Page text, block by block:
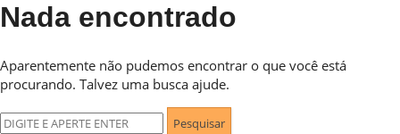
Nada encontrado
Aparentemente não pudemos encontrar o que você está
procurando. Talvez uma busca ajude.
Pesquisar